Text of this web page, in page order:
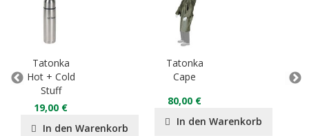
Tatonka
Hot + Cold
Stuff
19,00 €
In den Warenkorb
Tatonka
Cape
80,00 €
In den Warenkorb